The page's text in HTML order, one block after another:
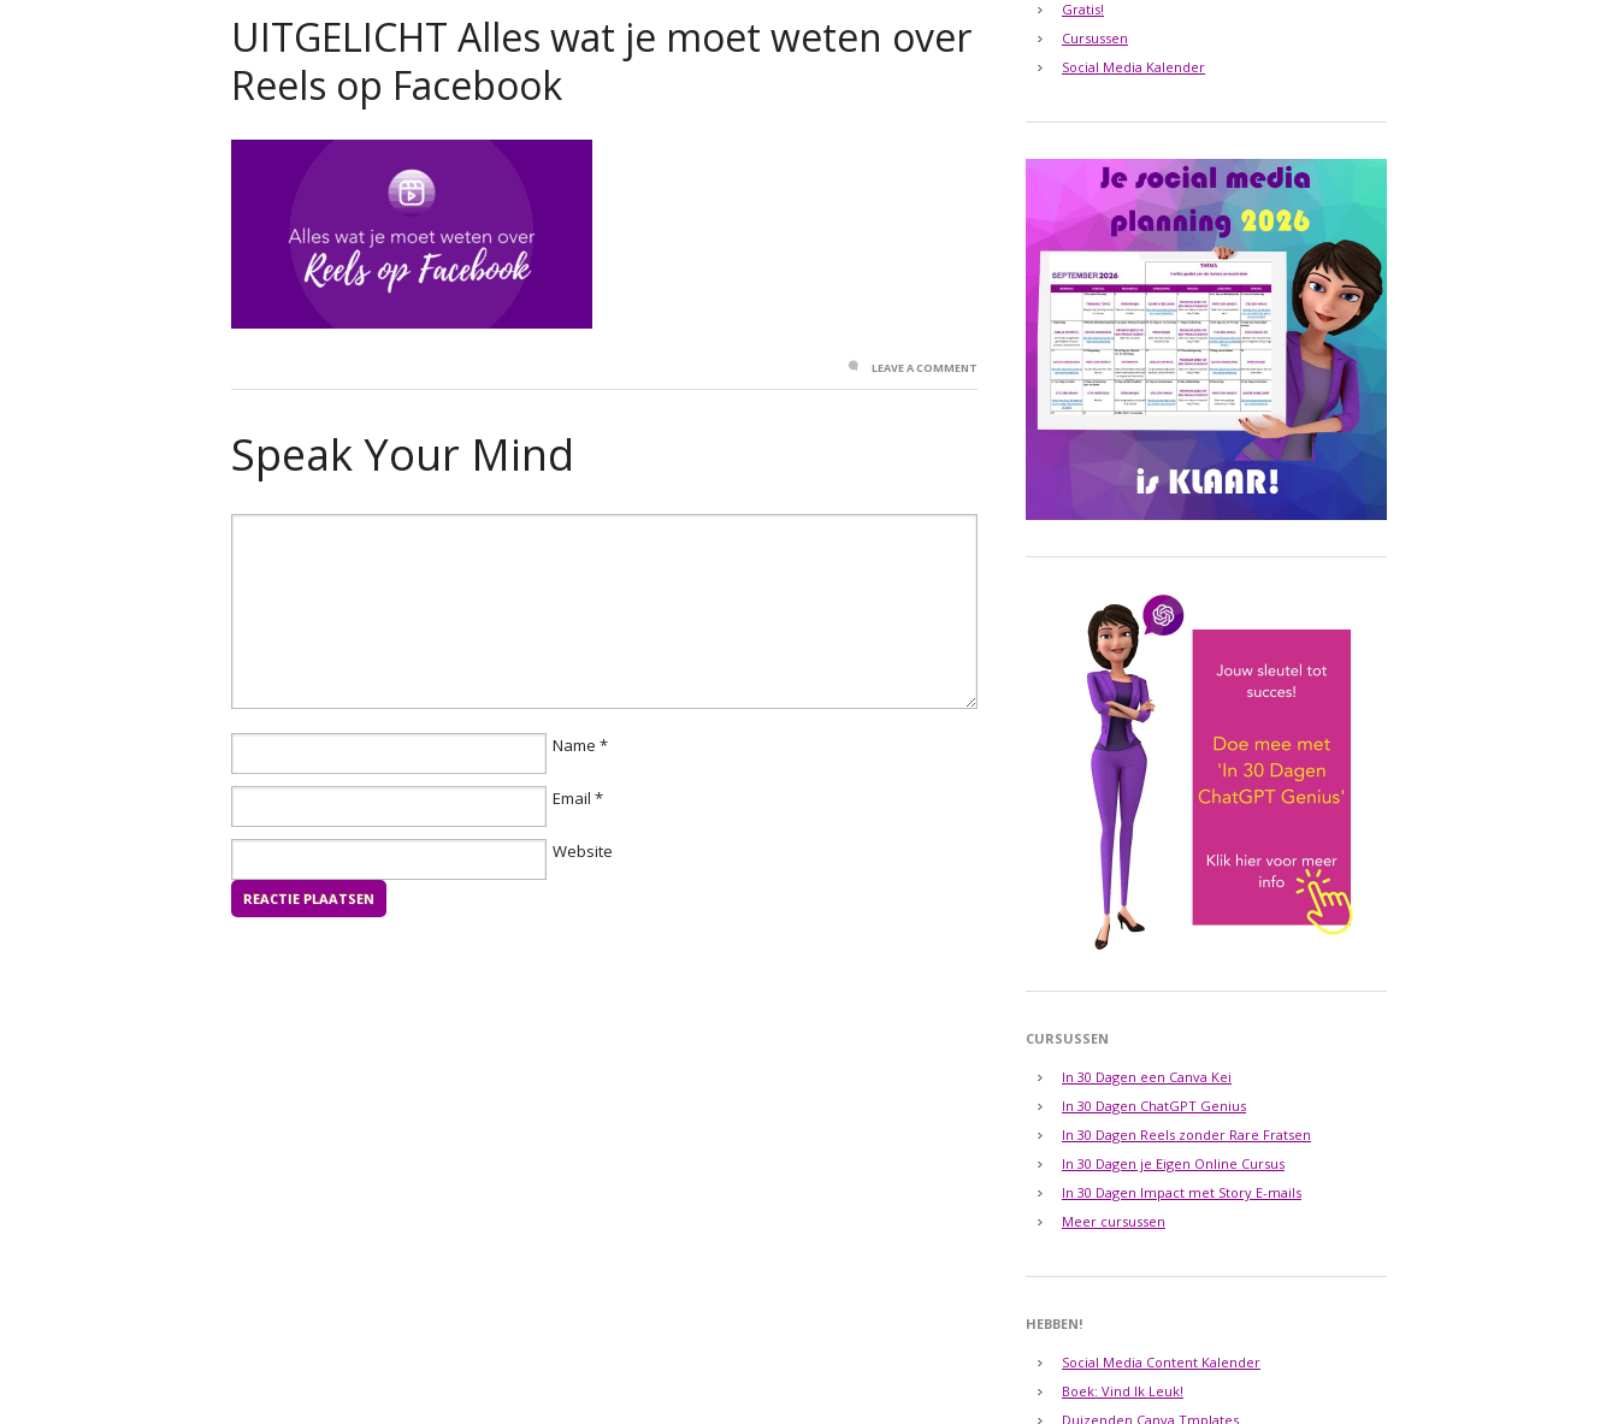
UITGELICHT Alles wat je moet weten over
Reels op Facebook
LEAVE A COMMENT
Speak Your Mind
Name *
Email *
Website
Gratis!
Cursussen
Social Media Kalender
CURSUSSEN
In 30 Dagen een Canva Kei
In 30 Dagen ChatGPT Genius
In 30 Dagen Reels zonder Rare Fratsen
In 30 Dagen je Eigen Online Cursus
In 30 Dagen Impact met Story E-mails
Meer cursussen
HEBBEN!
Social Media Content Kalender
Boek: Vind Ik Leuk!
Duizenden Canva Tmplates